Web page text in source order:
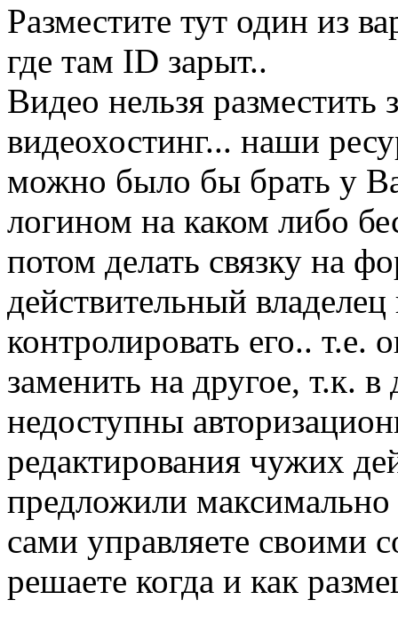
Разместите тут один из
где там ID зарыт..
Видео нельзя разместить
видеохостинг... наши
можно было бы брать у
логином на каком либо
потом делать связку на
действительный
контролировать его.. т.е.
заменить на другое, т.к.
недоступны
редактирования чужих
предложили
сами управляете своими
решаете когда и как